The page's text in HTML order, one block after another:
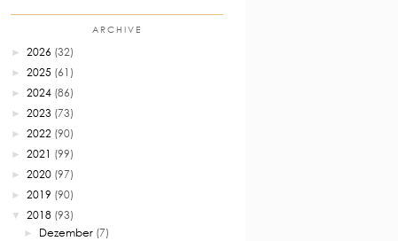
ARCHIVE
► 2026 (32)
► 2025 (61)
► 2024 (86)
► 2023 (73)
► 2022 (90)
► 2021 (99)
► 2020 (97)
► 2019 (90)
▼ 2018 (93)
► Dezember (7)